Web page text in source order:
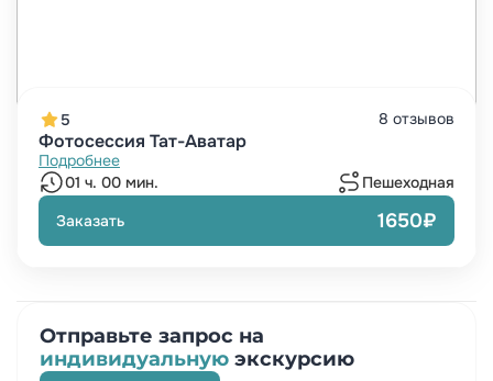
Отправьте запрос на
индивидуальную экскурсию
5 8 отзывов
Фотосессия Тат-Аватар
Подробнее
01 ч. 00 мин.
Пешеходная
Заказать
1650₽